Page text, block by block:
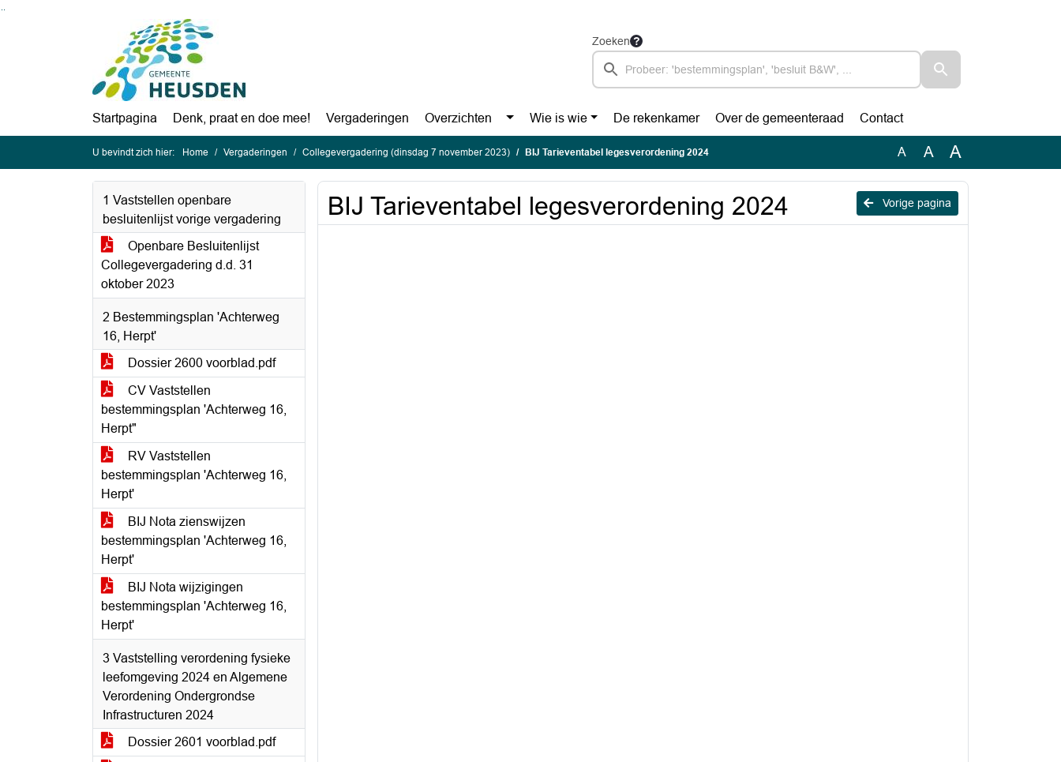
Ga naar de inhoud van deze pagina
Zoeken
Startpagina Denk, praat en doe mee! Vergaderingen Overzichten Wie is wie De rekenkamer Over de gemeenteraad Contact
U bevindt zich hier: Home Vergaderingen Collegevergadering (dinsdag 7 november 2023) BIJ Tarieventabel legesverordening 2024 A A A
1 Vaststellen openbare
besluitenlijst vorige vergadering
Openbare Besluitenlijst
Collegevergadering d.d. 31
oktober 2023
2 Bestemmingsplan 'Achterweg
16, Herpt'
Dossier 2600 voorblad.pdf
CV Vaststellen
bestemmingsplan 'Achterweg 16,
Herpt"
RV Vaststellen
bestemmingsplan 'Achterweg 16,
Herpt'
BIJ Nota zienswijzen
bestemmingsplan 'Achterweg 16,
Herpt'
BIJ Nota wijzigingen
bestemmingsplan 'Achterweg 16,
Herpt'
3 Vaststelling verordening fysieke
leefomgeving 2024 en Algemene
Verordening Ondergrondse
Infrastructuren 2024
Dossier 2601 voorblad.pdf
Vorige pagina
BIJ Tarieventabel legesverordening 2024